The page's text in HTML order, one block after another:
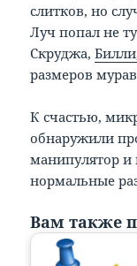
слитков, но
Луч попал не
Скруджа,
размеров
К счастью,
обнаружили
манипулятор и
нормальные
Вам также